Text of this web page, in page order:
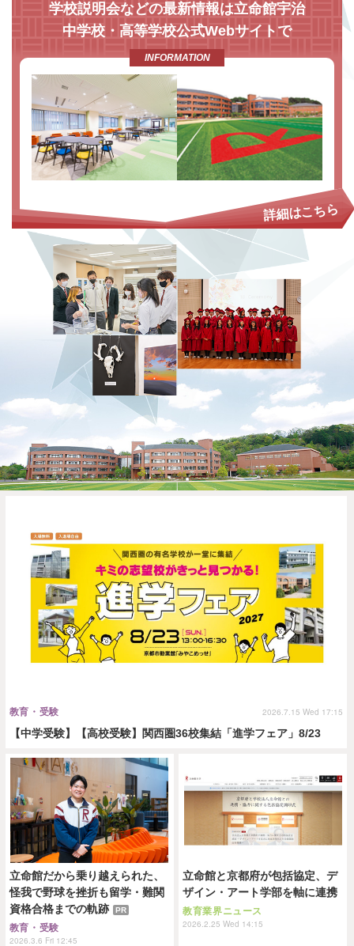
学校説明会などの最新情報は立命館宇治
中学校・高等学校公式Webサイトで
INFORMATION
【中学受験】【高校受験】関西圏36校集結「進学フェア」8/23
教育・受験 2026.7.15 Wed 17:15
立命館だから乗り越えられた、
怪我で野球を挫折も留学・難関
資格合格までの軌跡
PR
教育・受験
2026.3.6 Fri 12:45
立命館と京都府が包括協定、デ
ザイン・アート学部を軸に連携
教育業界ニュース
2026.2.25 Wed 14:15